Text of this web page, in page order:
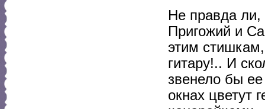
Не правда
Пригожий и
этим
гитару!.. И
звенело бы
окнах цветут